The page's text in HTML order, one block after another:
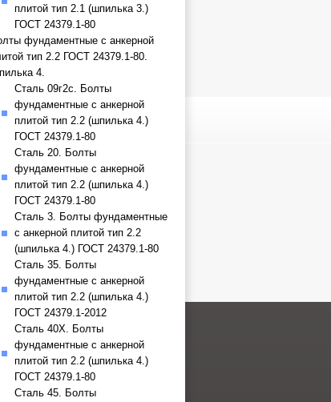
плитой тип 2.1 (шпилька 3.)
ГОСТ 24379.1-80
фундаментные с анкерной
тип 2.2 ГОСТ 24379.1-80.
4.
Сталь 09г2с. Болты
фундаментные с анкерной
плитой тип 2.2 (шпилька 4.)
ГОСТ 24379.1-80
Сталь 20. Болты
фундаментные с анкерной
плитой тип 2.2 (шпилька 4.)
ГОСТ 24379.1-80
Сталь 3. Болты фундаментные
с анкерной плитой тип 2.2
(шпилька 4.) ГОСТ 24379.1-80
Сталь 35. Болты
фундаментные с анкерной
плитой тип 2.2 (шпилька 4.)
ГОСТ 24379.1-2012
Сталь 40Х. Болты
фундаментные с анкерной
плитой тип 2.2 (шпилька 4.)
ГОСТ 24379.1-80
Сталь 45. Болты